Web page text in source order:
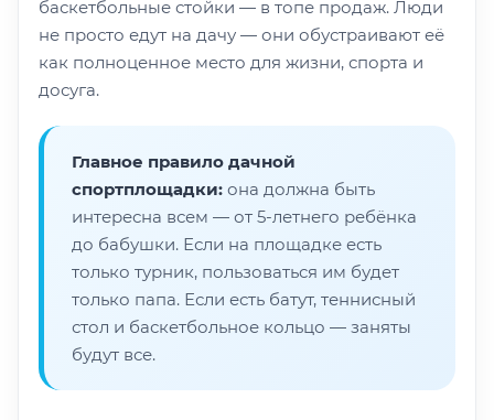
баскетбольные стойки — в топе продаж. Люди
не просто едут на дачу — они обустраивают её
как полноценное место для жизни, спорта и
досуга.
Главное правило дачной
спортплощадки: она должна быть
интересна всем — от 5-летнего ребёнка
до бабушки. Если на площадке есть
только турник, пользоваться им будет
только папа. Если есть батут, теннисный
стол и баскетбольное кольцо — заняты
будут все.